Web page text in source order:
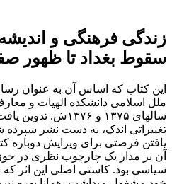
زندگی فرهنگی و
سقوط بغداد تا ظهور
این کتاب که اساس آن به عنوان
ملل اسلامی دانشکده الهیات و
سالهای ۱۳۷۵ و
تغییراتی اندک، به دست نشر سپرده
یافتن فرصتی برای ویرایش
آن بر مدار یک چارچوب نظری ‌در
سیاسی بود. کاستی اصلی این اثر که